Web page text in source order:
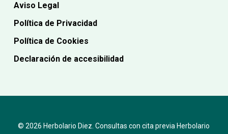
Aviso Legal
Política de Privacidad
Política de Cookies
Declaración de accesibilidad
© 2026 Herbolario Diez. Consultas con cita previa Herbolario